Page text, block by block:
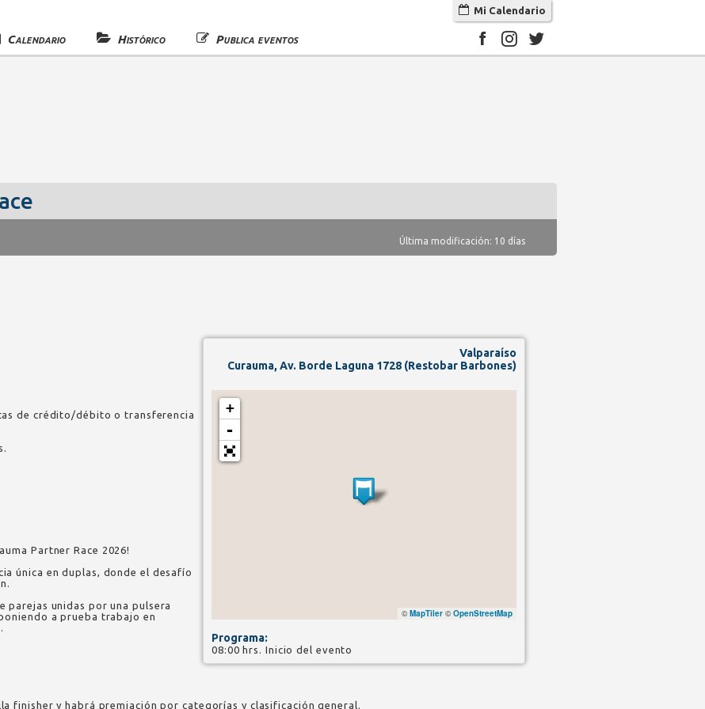
Mi Calendario
Calendario Histórico Publica eventos
Última modificación: 10 días
Valparaíso
Curauma, Av. Borde Laguna 1728 (Restobar Barbones)
+
-
© MapTiler © OpenStreetMap
Programa:
08:00 hrs. Inicio del evento
de crédito/débito o transferencia
Partner Race 2026!
única en duplas, donde el desafío
parejas unidas por una pulsera
a prueba trabajo en
finisher y habrá premiación por categorías y clasificación general.